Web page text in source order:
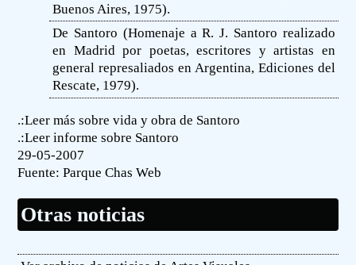
Buenos Aires, 1975).
De Santoro (Homenaje a R. J. Santoro realizado
en Madrid por poetas, escritores y artistas en
general represaliados en Argentina, Ediciones del
Rescate, 1979).
.:Leer más sobre vida y obra de Santoro
.:Leer informe sobre Santoro
29-05-2007
Fuente:Parque Chas Web
Otras noticias